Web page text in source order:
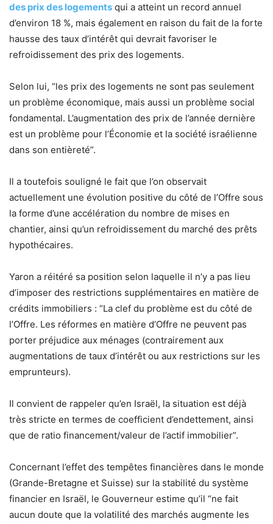
des prix des logements qui a atteint un record annuel
d’environ 18 %, mais également en raison du fait de la forte
hausse des taux d’intérêt qui devrait favoriser le
refroidissement des prix des logements.
Selon lui, “les prix des logements ne sont pas seulement
un problème économique, mais aussi un problème social
fondamental. L’augmentation des prix de l’année dernière
est un problème pour l’Économie et la société israélienne
dans son entièreté”.
Il a toutefois souligné le fait que l’on observait
actuellement une évolution positive du côté de l’Offre sous
la forme d’une accélération du nombre de mises en
chantier, ainsi qu’un refroidissement du marché des prêts
hypothécaires.
Yaron a réitéré sa position selon laquelle il n’y a pas lieu
d’imposer des restrictions supplémentaires en matière de
crédits immobiliers : “La clef du problème est du côté de
l’Offre. Les réformes en matière d’Offre ne peuvent pas
porter préjudice aux ménages (contrairement aux
augmentations de taux d’intérêt ou aux restrictions sur les
emprunteurs).
Il convient de rappeler qu’en Israël, la situation est déjà
très stricte en termes de coefficient d’endettement, ainsi
que de ratio financement/valeur de l’actif immobilier”.
Concernant l’effet des tempêtes financières dans le monde
(Grande-Bretagne et Suisse) sur la stabilité du système
financier en Israël, le Gouverneur estime qu’il “ne fait
aucun doute que la volatilité des marchés augmente les